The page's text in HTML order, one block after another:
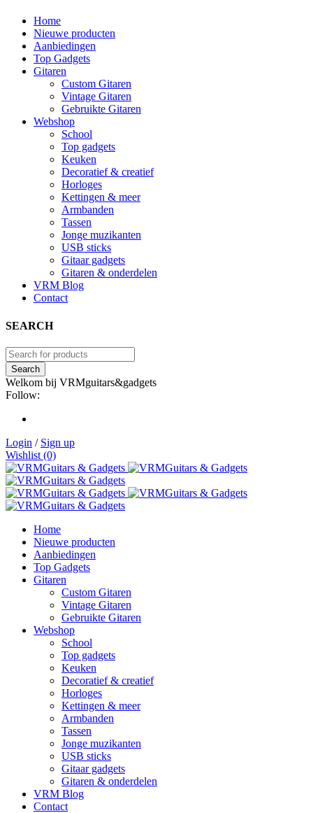
Home
Nieuwe producten
Aanbiedingen
Top Gadgets
Gitaren
Custom Gitaren
Vintage Gitaren
Gebruikte Gitaren
Webshop
School
Top gadgets
Keuken
Decoratief & creatief
Horloges
Kettingen & meer
Armbanden
Tassen
Jonge muzikanten
USB sticks
Gitaar gadgets
Gitaren & onderdelen
VRM Blog
Contact
SEARCH
Welkom bij VRMguitars&gadgets
Follow:
Login / Sign up
Wishlist (0)
Home
Nieuwe producten
Aanbiedingen
Top Gadgets
Gitaren
Custom Gitaren
Vintage Gitaren
Gebruikte Gitaren
Webshop
School
Top gadgets
Keuken
Decoratief & creatief
Horloges
Kettingen & meer
Armbanden
Tassen
Jonge muzikanten
USB sticks
Gitaar gadgets
Gitaren & onderdelen
VRM Blog
Contact